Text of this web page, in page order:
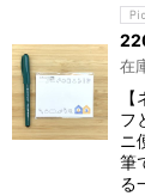
在
フ
ニ
筆
る